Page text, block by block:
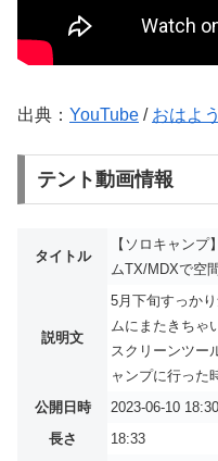
出典： YouTube / おはよ
テント動画情報
タイトル
【ソロキャン
ムTX/MDXで空
説明文
5月下旬すっか
ムにまたきちゃ
スクリーンツー
ャンプに行った
公開日時
2023-06-10
長さ
18:33